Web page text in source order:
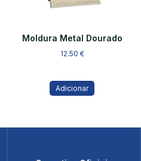
Moldura Metal Dourado
12.50 €
Adicionar